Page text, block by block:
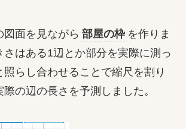
図面を見ながら 部屋の枠 を作りま
さはある1辺とか部分を実際に測っ
照らし合わせることで縮尺を割り
の辺の長さを予測しました。